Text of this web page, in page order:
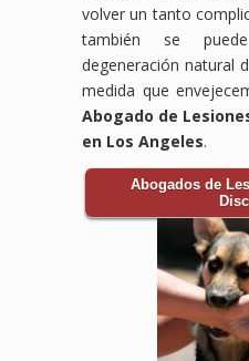
volver un tanto
también se
degeneración natural
medida que
Abogado de
en Los Angeles.
Abogados de